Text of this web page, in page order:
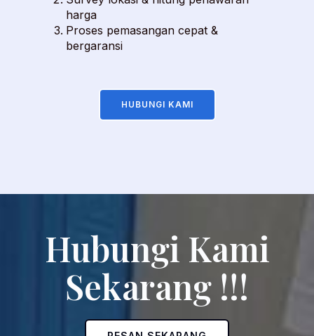
harga
Proses pemasangan cepat &
bergaransi
HUBUNGI KAMI
Hubungi Kami
Sekarang !!!